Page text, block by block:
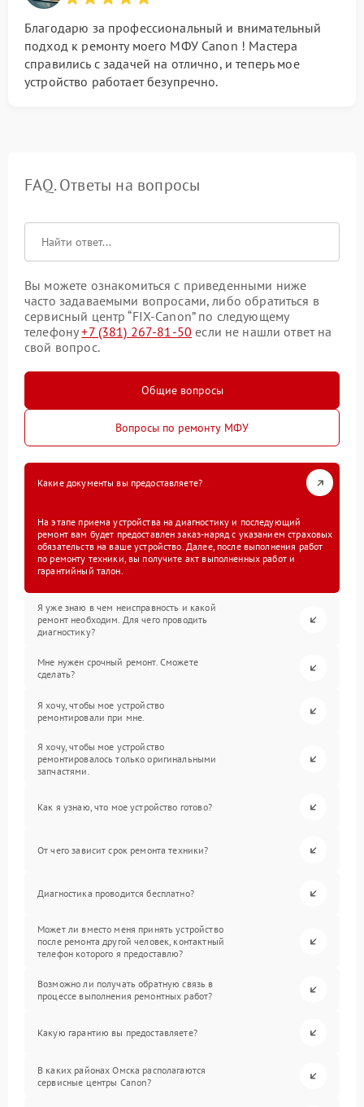
Благодарю за профессиональный и внимательный
подход к ремонту моего МФУ Canon ! Мастера
справились с задачей на отлично, и теперь мое
устройство работает безупречно.
FAQ. Ответы на вопросы
Вы можете ознакомиться с приведенными ниже
часто задаваемыми вопросами, либо обратиться в
сервисный центр “FIX-Canon” по следующему
телефону+7 (381) 267-81-50 если не нашли ответ на
свой вопрос.
Общие вопросы
Вопросы по ремонту МФУ
Какие документы вы предоставляете?
На этапе приема устройства на диагностику и последующий
ремонт вам будет предоставлен заказ-наряд с указанием страховых
обязательств на ваше устройство. Далее, после выполнения работ
по ремонту техники, вы получите акт выполненных работ и
гарантийный талон.
Я уже знаю в чем неисправность и какой
ремонт необходим. Для чего проводить
диагностику?
Мне нужен срочный ремонт. Сможете
сделать?
Я хочу, чтобы мое устройство
ремонтировали при мне.
Я хочу, чтобы мое устройство
ремонтировалось только оригинальными
запчастями.
Как я узнаю, что мое устройство готово?
От чего зависит срок ремонта техники?
Диагностика проводится бесплатно?
Может ли вместо меня принять устройство
после ремонта другой человек, контактный
телефон которого я предоставлю?
Возможно ли получать обратную связь в
процессе выполнения ремонтных работ?
Какую гарантию вы предоставляете?
В каких районах Омска располагаются
сервисные центры Canon?